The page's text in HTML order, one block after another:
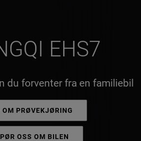
EHS7
du forventer fra en familiebil
OM PRØVEKJØRING
OSS OM BILEN